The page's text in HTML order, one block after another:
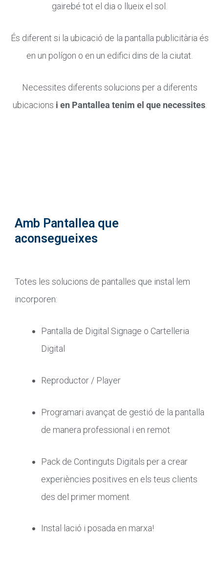
gairebé tot el dia o llueix el sol.
És diferent si la ubicació de la pantalla publicitària és
en un polígon o en un edifici dins de la ciutat.
Necessites diferents solucions per a diferents
ubicacions i en Pantallea tenim el que necessites.
Amb Pantallea que
aconsegueixes
Totes les solucions de pantalles que instal·lem
incorporen:
Pantalla de Digital Signage o Cartelleria
Digital
Reproductor / Player
Programari avançat de gestió de la pantalla
de manera professional i en remot
Pack de Continguts Digitals per a crear
experiències positives en els teus clients
des del primer moment.
Instal·lació i posada en marxa!